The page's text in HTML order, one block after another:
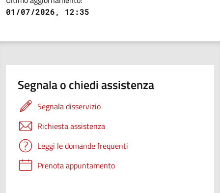
01/07/2026, 12:35
Segnala o chiedi assistenza
Segnala disservizio
Richiesta assistenza
Leggi le domande frequenti
Prenota appuntamento